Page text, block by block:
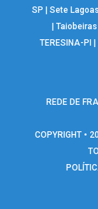
SP
|Sete
TERESINA-PI
|
REDE DE
COPYRIGHT •